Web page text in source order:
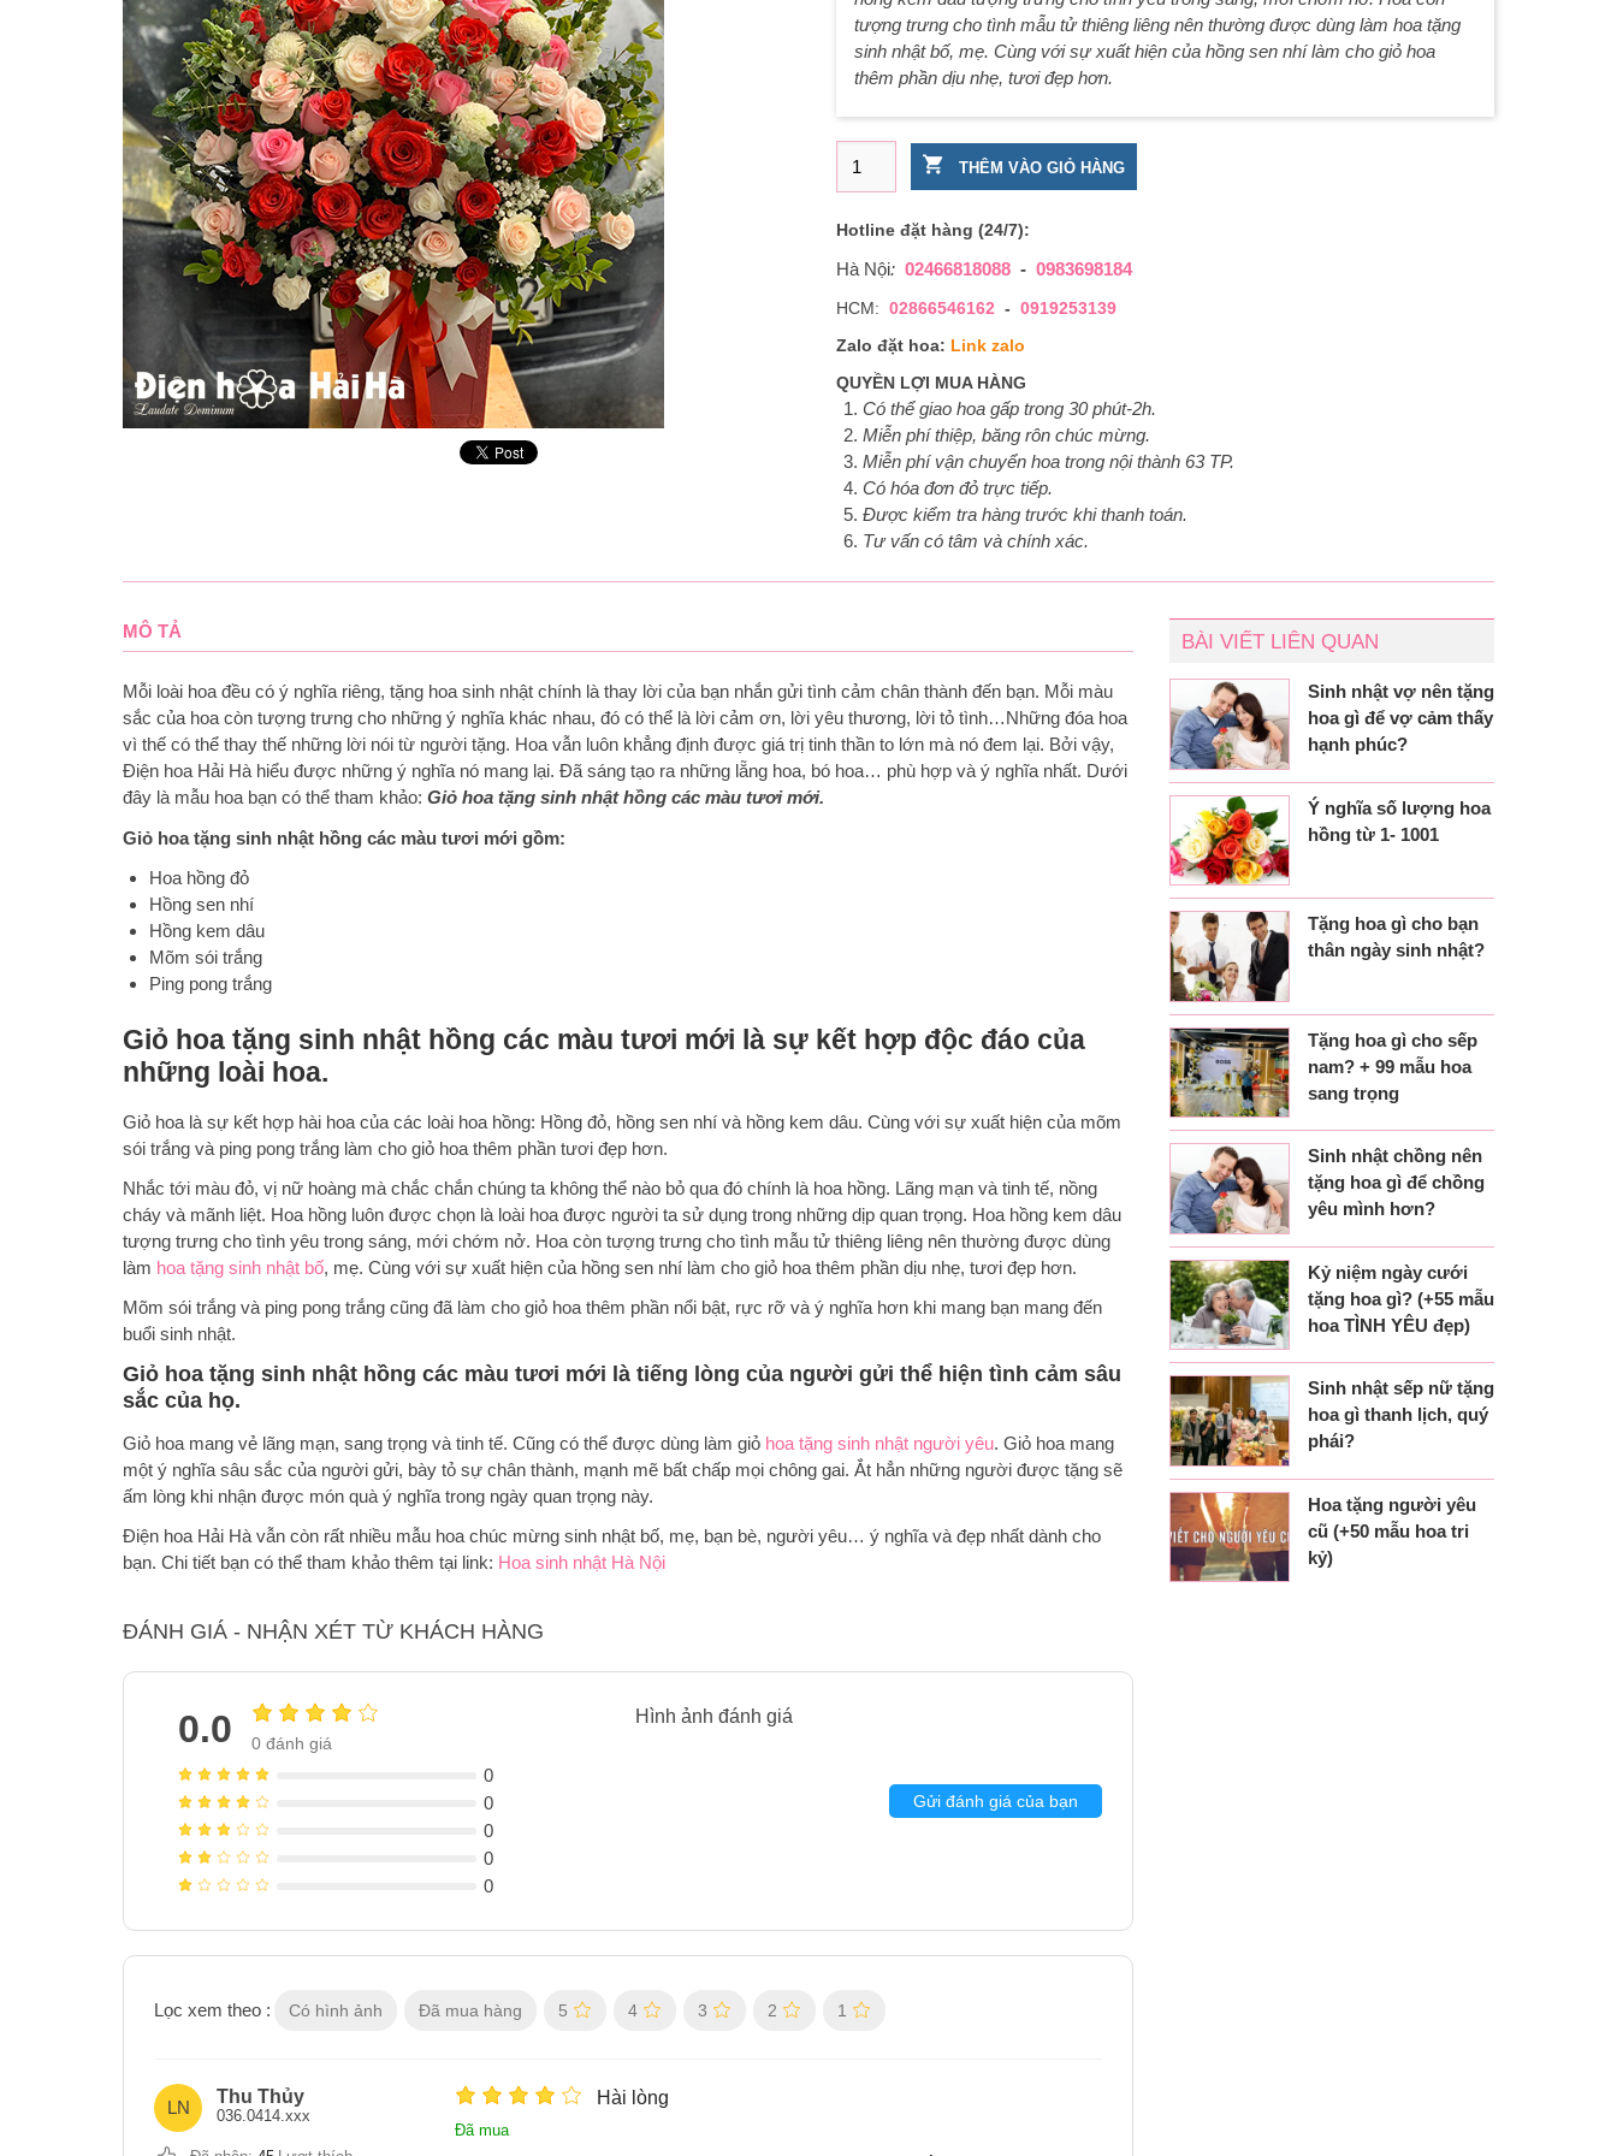
tượng trưng cho tình mẫu tử thiêng liêng nên thường được dùng làm hoa tặng
sinh nhật bố, mẹ. Cùng với sự xuất hiện của hồng sen nhí làm cho giỏ hoa
thêm phần dịu nhẹ, tươi đẹp hơn.
Giỏ hoa tặng sinh nhật hồng các màu tươi mới số lượng
THÊM VÀO GIỎ HÀNG
Hotline đặt hàng (24/7):
Hà Nội: 02466818088- 0983698184
HCM: 02866546162- 0919253139
Zalo đặt hoa: Link zalo
QUYỀN LỢI MUA HÀNG
Có thể giao hoa gấp trong 30 phút-2h.
Miễn phí thiệp, băng rôn chúc mừng.
Miễn phí vận chuyển hoa trong nội thành 63 TP.
Có hóa đơn đỏ trực tiếp.
Được kiểm tra hàng trước khi thanh toán.
Tư vấn có tâm và chính xác.
MÔ TẢ
Mỗi loài hoa đều có ý nghĩa riêng, tặng hoa sinh nhật chính là thay lời của bạn nhắn gửi tình cảm chân thành đến bạn. Mỗi màu
sắc của hoa còn tượng trưng cho những ý nghĩa khác nhau, đó có thể là lời cảm ơn, lời yêu thương, lời tỏ tình…Những đóa hoa
vì thế có thể thay thế những lời nói từ người tặng. Hoa vẫn luôn khẳng định được giá trị tinh thần to lớn mà nó đem lại. Bởi vậy,
Điện hoa Hải Hà hiểu được những ý nghĩa nó mang lại. Đã sáng tạo ra những lẵng hoa, bó hoa… phù hợp và ý nghĩa nhất. Dưới
đây là mẫu hoa bạn có thể tham khảo: Giỏ hoa tặng sinh nhật hồng các màu tươi mới.
Giỏ hoa tặng sinh nhật hồng các màu tươi mới gồm:
Hoa hồng đỏ
Hồng sen nhí
Hồng kem dâu
Mõm sói trắng
Ping pong trắng
Giỏ hoa tặng sinh nhật hồng các màu tươi mới là sự kết hợp độc đáo của
những loài hoa.
Giỏ hoa là sự kết hợp hài hoa của các loài hoa hồng: Hồng đỏ, hồng sen nhí và hồng kem dâu. Cùng với sự xuất hiện của mõm
sói trắng và ping pong trắng làm cho giỏ hoa thêm phần tươi đẹp hơn.
Nhắc tới màu đỏ, vị nữ hoàng mà chắc chắn chúng ta không thể nào bỏ qua đó chính là hoa hồng. Lãng mạn và tinh tế, nồng
cháy và mãnh liệt. Hoa hồng luôn được chọn là loài hoa được người ta sử dụng trong những dịp quan trọng. Hoa hồng kem dâu
tượng trưng cho tình yêu trong sáng, mới chớm nở. Hoa còn tượng trưng cho tình mẫu tử thiêng liêng nên thường được dùng
làm hoa tặng sinh nhật bố, mẹ. Cùng với sự xuất hiện của hồng sen nhí làm cho giỏ hoa thêm phần dịu nhẹ, tươi đẹp hơn.
Mõm sói trắng và ping pong trắng cũng đã làm cho giỏ hoa thêm phần nổi bật, rực rỡ và ý nghĩa hơn khi mang bạn mang đến
buổi sinh nhật.
Giỏ hoa tặng sinh nhật hồng các màu tươi mới là tiếng lòng của người gửi thể hiện tình cảm sâu
sắc của họ.
Giỏ hoa mang vẻ lãng mạn, sang trọng và tinh tế. Cũng có thể được dùng làm giỏ hoa tặng sinh nhật người yêu. Giỏ hoa mang
một ý nghĩa sâu sắc của người gửi, bày tỏ sự chân thành, mạnh mẽ bất chấp mọi chông gai. Ắt hẳn những người được tặng sẽ
ấm lòng khi nhận được món quà ý nghĩa trong ngày quan trọng này.
Điện hoa Hải Hà vẫn còn rất nhiều mẫu hoa chúc mừng sinh nhật bố, mẹ, bạn bè, người yêu… ý nghĩa và đẹp nhất dành cho
bạn. Chi tiết bạn có thể tham khảo thêm tại link: Hoa sinh nhật Hà Nội
ĐÁNH GIÁ - NHẬN XÉT TỪ KHÁCH HÀNG
0.0 0 đánh giá
0
0
0
0
0
Hình ảnh đánh giá
Gửi đánh giá của bạn
Lọc xem theo : Có hình ảnh Đã mua hàng 5 4 3 2 1
LN
Thu Thủy
036.0414.xxx
Hài lòng
Đã mua
BÀI VIẾT LIÊN QUAN
Sinh nhật vợ nên tặng
hoa gì để vợ cảm thấy
hạnh phúc?
Ý nghĩa số lượng hoa
hồng từ 1- 1001
Tặng hoa gì cho bạn
thân ngày sinh nhật?
Tặng hoa gì cho sếp
nam? + 99 mẫu hoa
sang trọng
Sinh nhật chồng nên
tặng hoa gì để chồng
yêu mình hơn?
Kỷ niệm ngày cưới
tặng hoa gì? (+55 mẫu
hoa TÌNH YÊU đẹp)
Sinh nhật sếp nữ tặng
hoa gì thanh lịch, quý
phái?
Hoa tặng người yêu
cũ (+50 mẫu hoa tri
kỷ)